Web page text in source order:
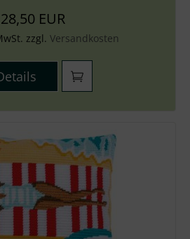
28,50 EUR
zzgl. Versandkosten